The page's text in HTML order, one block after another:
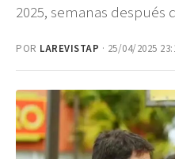
2025, semanas después
POR LAREVISTAP · 25/04/2025